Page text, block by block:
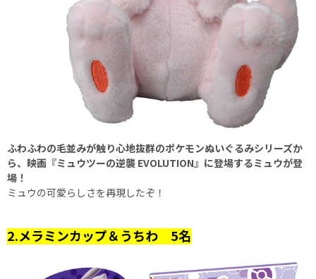
ふわふわの毛並みが触り心地抜群のポケモンぬいぐるみシリーズか
ら、映画『ミュウツーの逆襲 EVOLUTION』に登場するミュウが登
場！
ミュウの可愛らしさを再現したぞ！
2.メラミンカップ＆うちわ 5名